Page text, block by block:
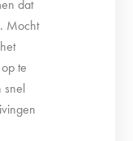
dat
Mocht
te
snel